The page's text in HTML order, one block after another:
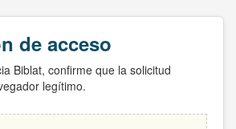
de acceso
Biblat, confirme que la solicitud
legítimo.